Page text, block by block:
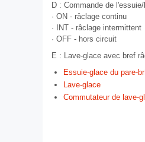
D : Commande de
· ON - râclage continu
· INT - râclage intermittent
· OFF - hors circuit
E : Lave-glace avec bref
Essuie-glace du pare-
Lave-glace
Commutateur de lave-